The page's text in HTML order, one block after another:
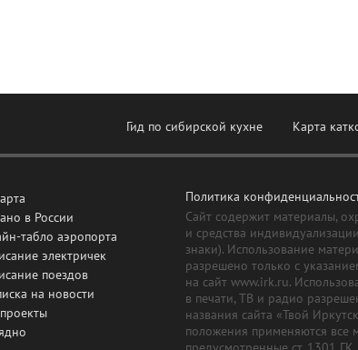
Гид по сибирской кухне Карта
в России
табло аэропорта
электричек
поездов
на новости
Политика
Сайт содержит материалы,
и средства
знаки). Использование
разрешено только с
на сайт www.irk.ru.
в печати, ТВ и радио
названия сайта «Твой
положения применяются все